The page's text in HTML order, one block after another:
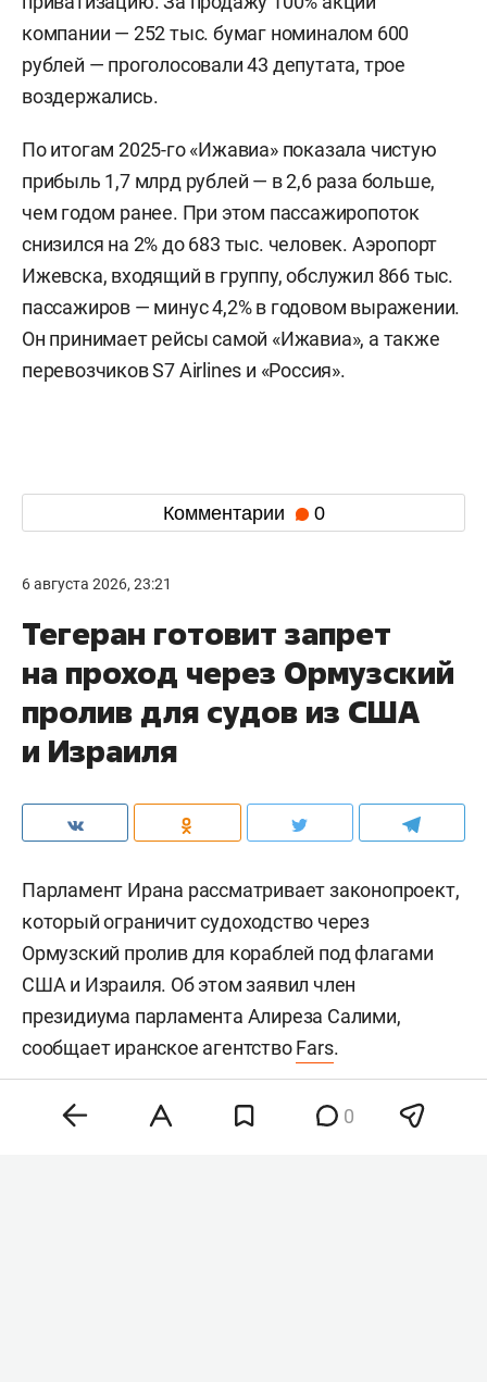
компании — 252 тыс. бумаг номиналом 600
рублей — проголосовали 43 депутата, трое
воздержались.
По итогам 2025-го «Ижавиа» показала чистую
прибыль 1,7 млрд рублей — в 2,6 раза больше,
чем годом ранее. При этом пассажиропоток
снизился на 2% до 683 тыс. человек. Аэропорт
Ижевска, входящий в группу, обслужил 866 тыс.
пассажиров — минус 4,2% в годовом выражении.
Он принимает рейсы самой «Ижавиа», а также
перевозчиков S7 Airlines и «Россия».
Комментарии 0
6 августа 2026, 23:21
Тегеран готовит запрет
на проход через Ормузский
пролив для судов из США
и Израиля
Парламент Ирана рассматривает законопроект,
который ограничит судоходство через
Ормузский пролив для кораблей под флагами
США и Израиля. Об этом заявил член
президиума парламента Алиреза Салими,
сообщает иранское агентствоFars.
0